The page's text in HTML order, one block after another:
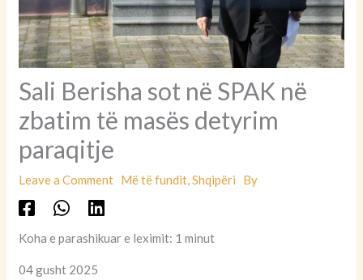
Sali Berisha sot në SPAK në
zbatim të masës detyrim
paraqitje
Leave a Comment Më të fundit,Shqipëri By
Koha e parashikuar e leximit: 1 minut
04 gusht 2025